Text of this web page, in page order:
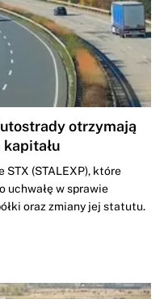
otrzymają
kapitału
STX (STALEXP), które
uchwałę w sprawie
oraz zmiany jej statutu.